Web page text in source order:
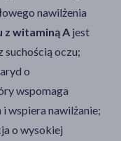
nawilżenia
z witaminą A jest
oczu;
o
wspomaga
wspiera nawilżanie;
o wysokiej